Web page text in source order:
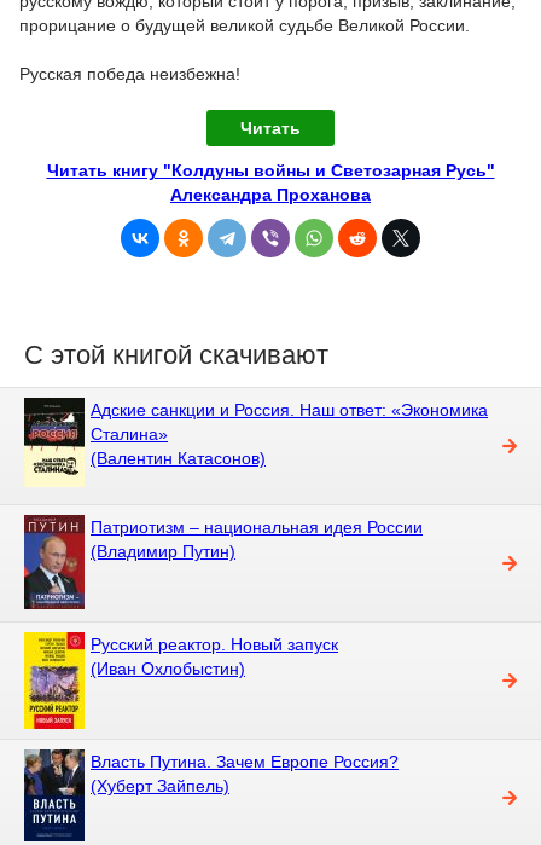
прорицание о будущей великой судьбе Великой России.
Русская победа неизбежна!
Читать
Читать книгу "Колдуны войны и Светозарная Русь"
Александра Проханова
С этой книгой скачивают
Адские санкции и Россия. Наш ответ: «Экономика
Сталина»
(Валентин Катасонов)
Патриотизм – национальная идея России
(Владимир Путин)
Русский реактор. Новый запуск
(Иван Охлобыстин)
Власть Путина. Зачем Европе Россия?
(Хуберт Зайпель)